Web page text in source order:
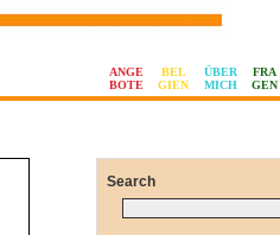
ANGE
BOTE
BEL
GIEN
ÜBER
MICH
FRA
GEN
Search